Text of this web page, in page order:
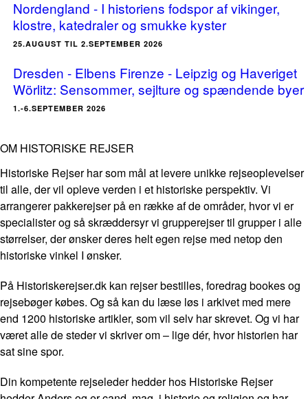
Nordengland - I historiens fodspor af vikinger,
klostre, katedraler og smukke kyster
25.AUGUST TIL 2.SEPTEMBER 2026
Dresden - Elbens Firenze - Leipzig og Haveriget
Wörlitz: Sensommer, sejlture og spændende byer
1.-6.SEPTEMBER 2026
OM HISTORISKE REJSER
Historiske Rejser har som mål at levere unikke rejseoplevelser
til alle, der vil opleve verden i et historiske perspektiv. Vi
arrangerer pakkerejser på en række af de områder, hvor vi er
specialister og så skræddersyr vi grupperejser til grupper i alle
størrelser, der ønsker deres helt egen rejse med netop den
historiske vinkel I ønsker.
På Historiskerejser.dk kan rejser bestilles, foredrag bookes og
rejsebøger købes. Og så kan du læse løs i arkivet med mere
end 1200 historiske artikler, som vil selv har skrevet. Og vi har
været alle de steder vi skriver om – lige dér, hvor historien har
sat sine spor.
Din kompetente rejseleder hedder hos Historiske Rejser